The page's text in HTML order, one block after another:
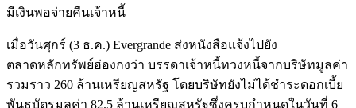
มีเงินพอจ่ายคืนเจ้าหนี้
เมื่อวันศุกร์ (3 ธ.ค.) Evergrande ส่งหนังสือแจ้งไปยัง
ตลาดหลักทรัพย์ฮ่องกงว่า บรรดาเจ้าหนี้ทวงหนี้จากบริษัทมูลค่า
รวมราว 260 ล้านเหรียญสหรัฐ โดยบริษัทยังไม่ได้ชำระดอกเบี้ย
พันธบัตรมูลค่า 82.5 ล้านเหรียญสหรัฐซึ่งครบกำหนดในวันที่ 6